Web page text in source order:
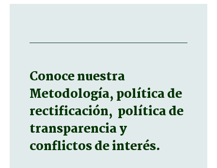
Conoce nuestra
Metodología, política de
rectificación, política de
transparencia y
conflictos de interés.